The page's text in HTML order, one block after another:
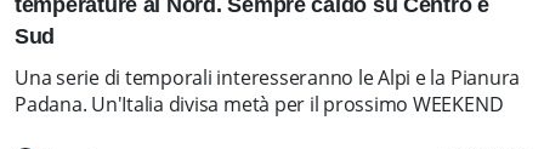
Sud
Una serie di temporali interesseranno le Alpi e la Pianura
Padana. Un'Italia divisa metà per il prossimo WEEKEND